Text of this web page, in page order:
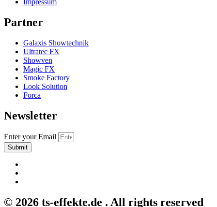
Impressum
Partner
Galaxis Showtechnik
Ultratec FX
Showven
Magic FX
Smoke Factory
Look Solution
Forca
Newsletter
Enter your Email
Submit
© 2026 ts-effekte.de . All rights reserved